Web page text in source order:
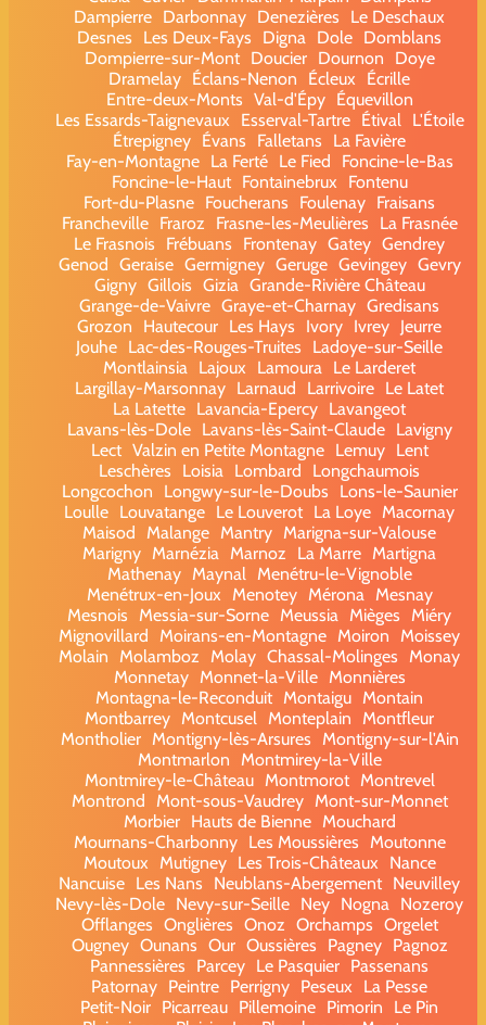
Dampierre Darbonnay Denezières
Le Deschaux
Desnes
Les Deux-Fays Digna Dole Domblans
Dompierre-sur-Mont
Doucier Dournon
Doye
Dramelay Éclans-Nenon Écleux
Écrille
Entre-deux-Monts Val-d'Épy
Équevillon
Les Essards-Taignevaux
Esserval-Tartre Étival
L'Étoile
Étrepigney Évans Falletans
La Favière
Fay-en-Montagne
La Ferté Le Fied
Foncine-le-Bas
Foncine-le-Haut
Fontainebrux
Fontenu
Fort-du-Plasne Foucherans Foulenay Fraisans
Francheville
Fraroz Frasne-les-Meulières
La Frasnée
Le Frasnois
Frébuans Frontenay Gatey Gendrey
Genod Geraise Germigney Geruge Gevingey Gevry
Gigny Gillois Gizia Grande-Rivière Château
Grange-de-Vaivre Graye-et-Charnay Gredisans
Grozon
Hautecour Les Hays Ivory Ivrey Jeurre
Jouhe Lac-des-Rouges-Truites
Ladoye-sur-Seille
Montlainsia
Lajoux Lamoura
Le Larderet
Largillay-Marsonnay Larnaud Larrivoire Le Latet
La Latette Lavancia-Epercy Lavangeot
Lavans-lès-Dole
Lavans-lès-Saint-Claude
Lavigny
Lect Valzin en Petite Montagne Lemuy
Lent
Leschères
Loisia Lombard
Longchaumois
Longcochon
Longwy-sur-le-Doubs
Lons-le-Saunier
Loulle Louvatange Le Louverot La Loye Macornay
Maisod
Malange Mantry Marigna-sur-Valouse
Marigny Marnézia Marnoz La Marre Martigna
Mathenay
Maynal
Menétru-le-Vignoble
Menétrux-en-Joux
Menotey Mérona
Mesnay
Mesnois
Messia-sur-Sorne Meussia Mièges
Miéry
Mignovillard
Moirans-en-Montagne Moiron
Moissey
Molain
Molamboz Molay Chassal-Molinges
Monay
Monnetay
Monnet-la-Ville
Monnières
Montagna-le-Reconduit Montaigu Montain
Montbarrey Montcusel Monteplain
Montfleur
Montholier
Montigny-lès-Arsures
Montigny-sur-l'Ain
Montmarlon
Montmirey-la-Ville
Montmirey-le-Château
Montmorot
Montrevel
Montrond
Mont-sous-Vaudrey
Mont-sur-Monnet
Morbier
Hauts de Bienne
Mouchard
Mournans-Charbonny
Les Moussières
Moutonne
Moutoux
Mutigney Les Trois-Châteaux
Nance
Nancuise Les Nans Neublans-Abergement Neuvilley
Nevy-lès-Dole Nevy-sur-Seille Ney Nogna
Nozeroy
Offlanges Onglières Onoz Orchamps Orgelet
Ougney Ounans Our Oussières Pagney
Pagnoz
Pannessières
Parcey Le Pasquier Passenans
Patornay Peintre Perrigny Peseux
La Pesse
Petit-Noir Picarreau Pillemoine Pimorin
Le Pin